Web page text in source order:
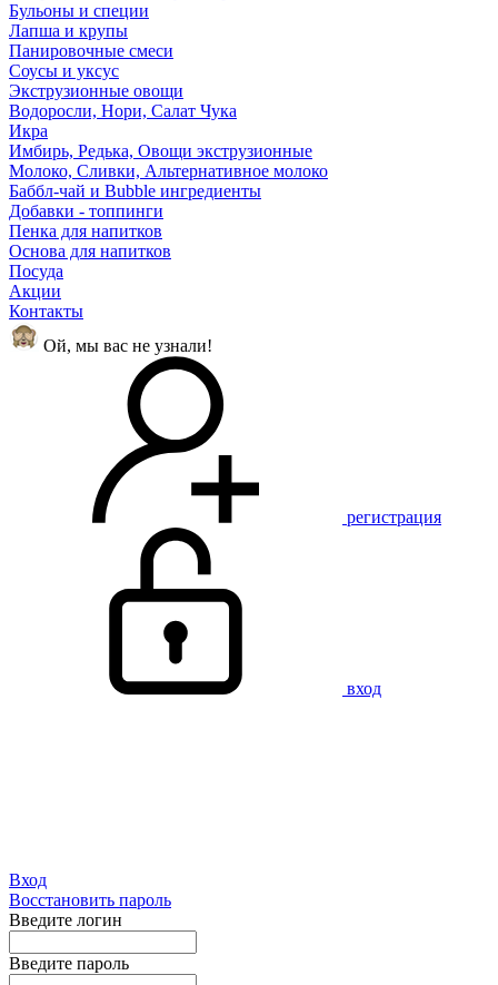
Бульоны и специи
Лапша и крупы
Панировочные смеси
Соусы и уксус
Экструзионные овощи
Водоросли, Нори, Салат Чука
Икра
Имбирь, Редька, Овощи экструзионные
Молоко, Сливки, Альтернативное молоко
Баббл-чай и Bubble ингредиенты
Добавки - топпинги
Пенка для напитков
Основа для напитков
Посуда
Акции
Контакты
Ой, мы вас не узнали!
регистрация
вход
Вход
Восстановить пароль
Введите логин
Введите пароль